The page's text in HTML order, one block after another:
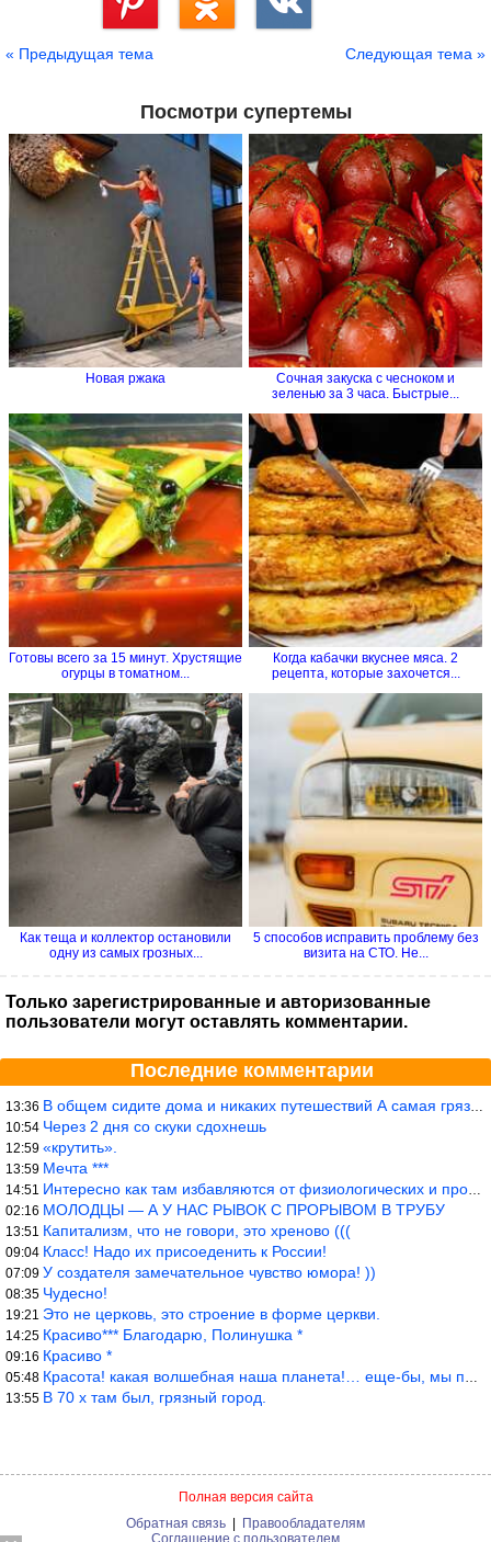
« Предыдущая тема Следующая тема »
Посмотри супертемы
Новая ржака
Сочная закуска с чесноком и
зеленью за 3 часа. Быстрые...
Готовы всего за 15 минут. Хрустящие
огурцы в томатном...
Когда кабачки вкуснее мяса. 2
рецепта, которые захочется...
Как теща и коллектор остановили
одну из самых грозных...
5 способов исправить проблему без
визита на СТО. Не...
Только зарегистрированные и авторизованные
пользователи могут оставлять комментарии.
Последние комментарии
13:36 В общем сидите дома и никаких путешествий А самая грязная в от
10:54 Через 2 дня со скуки сдохнешь
12:59 «крутить».
13:59 Мечта ***
14:51 Интересно как там избавляются от физиологических и прочих отходо
02:16 МОЛОДЦЫ — А У НАС РЫВОК С ПРОРЫВОМ В ТРУБУ
13:51 Капитализм, что не говори, это хреново (((
09:04 Класс! Надо их присоеденить к России!
07:09 У создателя замечательное чувство юмора! ))
08:35 Чудесно!
19:21 Это не церковь, это строение в форме церкви.
14:25 Красиво*** Благодарю, Полинушка *
09:16 Красиво *
05:48 Красота! какая волшебная наша планета!… еще-бы, мы понимали это…
13:55 В 70 х там был, грязный город.
Полная версия сайта
Обратная связь
Правообладателям
Соглашение с пользователем